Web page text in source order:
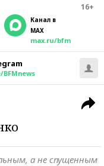
16+
Канал в
MAX
max.ru/bfm
BFMnews
а не спущенным